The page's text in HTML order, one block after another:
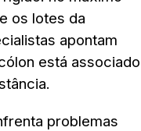
os lotes da
apontam
está associado
problemas